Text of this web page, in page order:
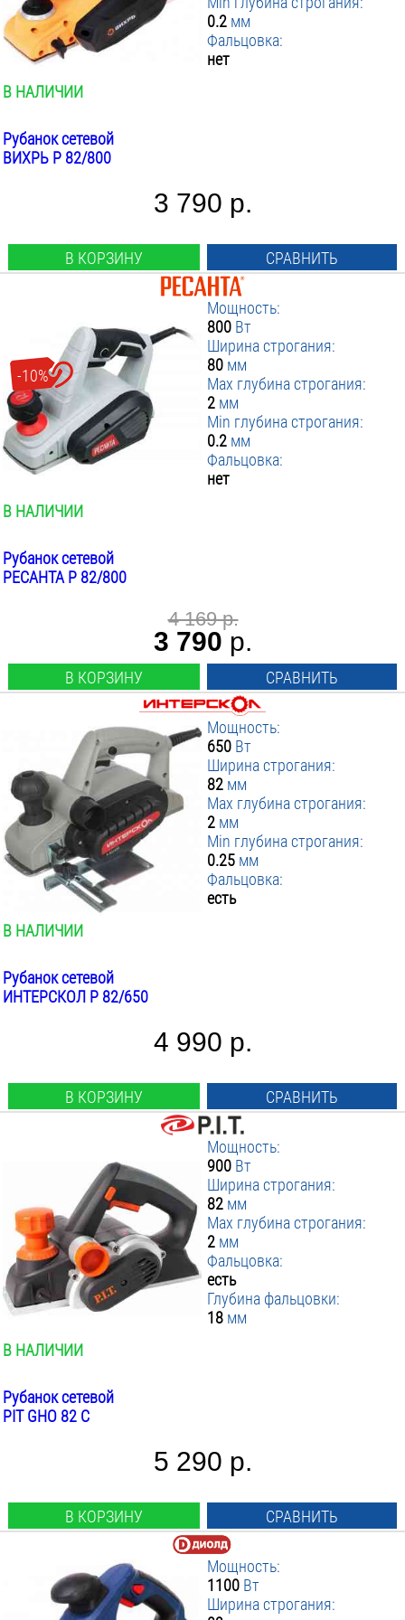
0.2 мм
Фальцовка:
нет
В НАЛИЧИИ
Рубанок сетевой
ВИХРЬ P 82/800
3 790 р.
В КОРЗИНУ СРАВНИТЬ
-10%
Мощность:
800 Вт
Ширина строгания:
80 мм
Max глубина строгания:
2 мм
Min глубина строгания:
0.2 мм
Фальцовка:
нет
В НАЛИЧИИ
Рубанок сетевой
РЕСАНТА Р 82/800
4 169 р.
3 790 р.
В КОРЗИНУ СРАВНИТЬ
Мощность:
650 Вт
Ширина строгания:
82 мм
Max глубина строгания:
2 мм
Min глубина строгания:
0.25 мм
Фальцовка:
есть
В НАЛИЧИИ
Рубанок сетевой
ИНТЕРСКОЛ Р 82/650
4 990 р.
В КОРЗИНУ СРАВНИТЬ
Мощность:
900 Вт
Ширина строгания:
82 мм
Max глубина строгания:
2 мм
Фальцовка:
есть
Глубина фальцовки:
18 мм
В НАЛИЧИИ
Рубанок сетевой
PIT GHO 82 C
5 290 р.
В КОРЗИНУ СРАВНИТЬ
Мощность:
1100 Вт
Ширина строгания: